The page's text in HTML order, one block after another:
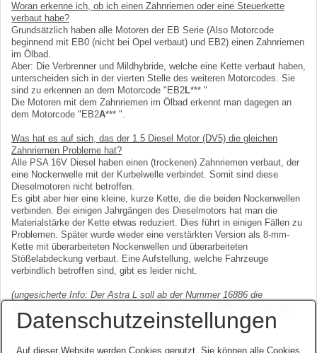
Woran erkenne ich, ob ich einen Zahnriemen oder eine Steuerkette
verbaut habe?
Grundsätzlich haben alle Motoren der EB Serie (Also Motorcode
beginnend mit EB0 (nicht bei Opel verbaut) und EB2) einen Zahnriemen
im Ölbad.
Aber: Die Verbrenner und Mildhybride, welche eine Kette verbaut haben,
unterscheiden sich in der vierten Stelle des weiteren Motorcodes. Sie
sind zu erkennen an dem Motorcode "EB2L*** "
Die Motoren mit dem Zahnriemen im Ölbad erkennt man dagegen an
dem Motorcode "EB2A*** ".
Was hat es auf sich, das der 1.5 Diesel Motor (DV5) die gleichen
Zahnriemen Probleme hat?
Alle PSA 16V Diesel haben einen (trockenen) Zahnriemen verbaut, der
eine Nockenwelle mit der Kurbelwelle verbindet. Somit sind diese
Dieselmotoren nicht betroffen.
Es gibt aber hier eine kleine, kurze Kette, die die beiden Nockenwellen
verbinden. Bei einigen Jahrgängen des Dieselmotors hat man die
Materialstärke der Kette etwas reduziert. Dies führt in einigen Fällen zu
Problemen. Später wurde wieder eine verstärkten Version als 8-mm-
Kette mit überarbeiteten Nockenwellen und überarbeiteten
Stößelabdeckung verbaut. Eine Aufstellung, welche Fahrzeuge
verbindlich betroffen sind, gibt es leider nicht.
(ungesicherte Info: Der Astra L soll ab der Nummer 16886 die
weist die neuen Änderungen bereits auf).
Datenschutzeinstellungen
Auf dieser Website werden Cookies genutzt. Sie können alle Cookies